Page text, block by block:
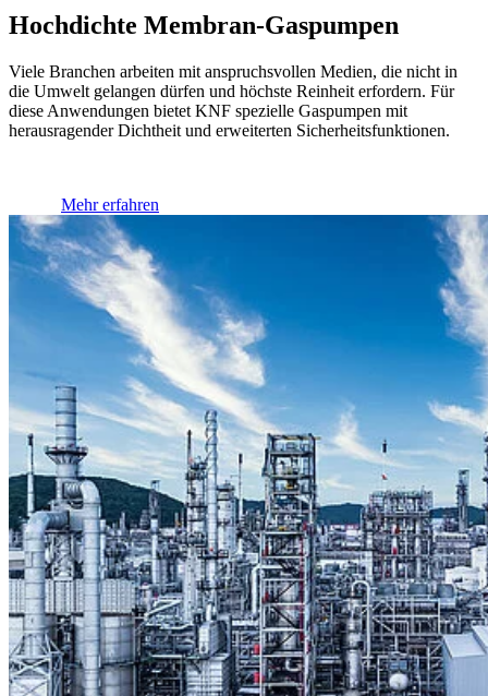
Hochdichte Membran-Gaspumpen
Viele Branchen arbeiten mit anspruchsvollen Medien, die nicht in
die Umwelt gelangen dürfen und höchste Reinheit erfordern. Für
diese Anwendungen bietet KNF spezielle Gaspumpen mit
herausragender Dichtheit und erweiterten Sicherheitsfunktionen.
Mehr erfahren